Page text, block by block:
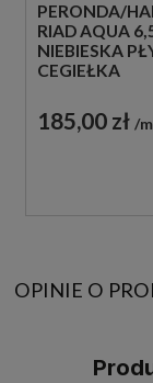
PERONDA/
RIAD AQUA
NIEBIESKA
CEGIEŁKA
185,00 zł
OPINIE O